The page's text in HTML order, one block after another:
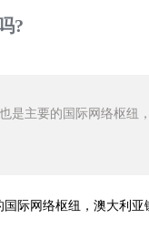
?
主要的国际网络枢纽
际网络枢纽，澳大利亚